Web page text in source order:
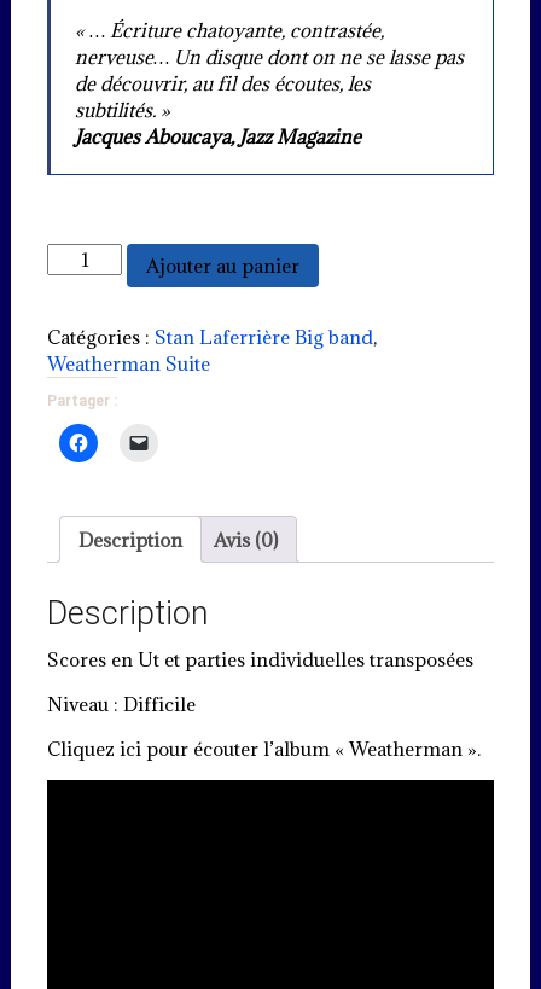
« … Écriture chatoyante, contrastée,
nerveuse… Un disque dont on ne se lasse pas
de découvrir, au fil des écoutes, les
subtilités. »
Jacques Aboucaya, Jazz Magazine
quantité
de
a
sun
(PDF)
Ajouter au panier
Catégories : Stan Laferrière Big band,
Weatherman Suite
Partager :
Description Avis (0)
Description
Scores en Ut et parties individuelles transposées
Niveau : Difficile
Cliquez ici pour écouter l’album « Weatherman ».